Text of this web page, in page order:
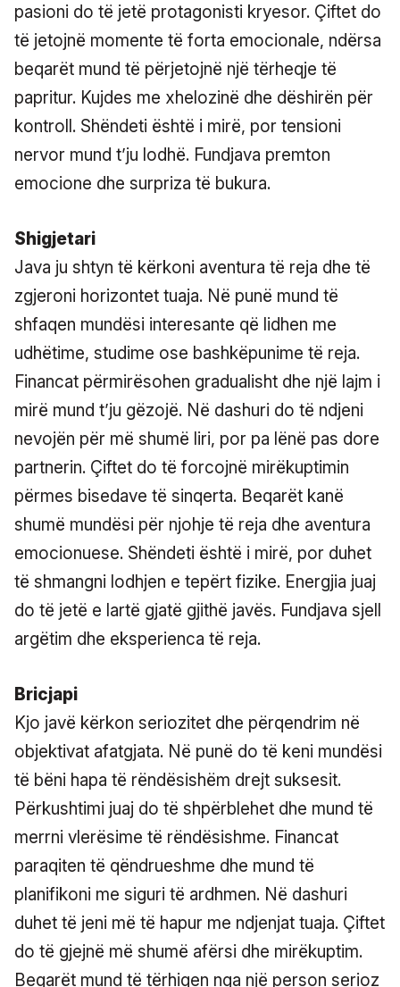
pasioni do të jetë protagonisti kryesor. Çiftet do
të jetojnë momente të forta emocionale, ndërsa
beqarët mund të përjetojnë një tërheqje të
papritur. Kujdes me xhelozinë dhe dëshirën për
kontroll. Shëndeti është i mirë, por tensioni
nervor mund t’ju lodhë. Fundjava premton
emocione dhe surpriza të bukura.
Shigjetari
Java ju shtyn të kërkoni aventura të reja dhe të
zgjeroni horizontet tuaja. Në punë mund të
shfaqen mundësi interesante që lidhen me
udhëtime, studime ose bashkëpunime të reja.
Financat përmirësohen gradualisht dhe një lajm i
mirë mund t’ju gëzojë. Në dashuri do të ndjeni
nevojën për më shumë liri, por pa lënë pas dore
partnerin. Çiftet do të forcojnë mirëkuptimin
përmes bisedave të sinqerta. Beqarët kanë
shumë mundësi për njohje të reja dhe aventura
emocionuese. Shëndeti është i mirë, por duhet
të shmangni lodhjen e tepërt fizike. Energjia juaj
do të jetë e lartë gjatë gjithë javës. Fundjava sjell
argëtim dhe eksperienca të reja.
Bricjapi
Kjo javë kërkon seriozitet dhe përqendrim në
objektivat afatgjata. Në punë do të keni mundësi
të bëni hapa të rëndësishëm drejt suksesit.
Përkushtimi juaj do të shpërblehet dhe mund të
merrni vlerësime të rëndësishme. Financat
paraqiten të qëndrueshme dhe mund të
planifikoni me siguri të ardhmen. Në dashuri
duhet të jeni më të hapur me ndjenjat tuaja. Çiftet
do të gjejnë më shumë afërsi dhe mirëkuptim.
Beqarët mund të tërhiqen nga një person serioz